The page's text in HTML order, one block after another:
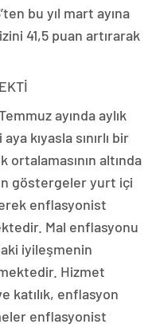
bu yıl mart ayına
41,5 puan artırarak
ayında aylık
kıyasla sınırlı bir
altında
göstergeler yurt içi
enflasyonist
Mal enflasyonu
iyileşmenin
Hizmet
katılık, enflasyon
enflasyonist